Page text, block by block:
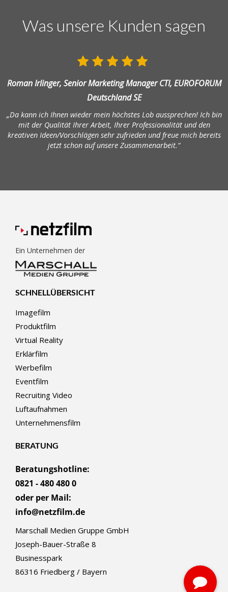
Was unsere Kunden sagen
Roman Irlinger, Senior Marketing Manager CTI, EUROFORUM
Deutschland SE
„Da kann ich Ihnen wieder mein höchstes Lob aussprechen! Ich bin
mit der Qualität Ihrer Arbeit, Ihrer Professionalität und den
kreativen Ideen/Vorschlägen sehr zufrieden und freue mich bereits
jetzt schon auf unsere Zusammenarbeit.“
Ein Unternehmen der
SCHNELLÜBERSICHT
Imagefilm
Produktfilm
Virtual Reality
Erklärfilm
Werbefilm
Eventfilm
Recruiting Video
Luftaufnahmen
Unternehmensfilm
BERATUNG
Beratungshotline:
0821 - 480 480 0
oder per Mail:
info@netzfilm.de
Marschall Medien Gruppe GmbH
Joseph-Bauer-Straße 8
Businesspark
86316 Friedberg / Bayern